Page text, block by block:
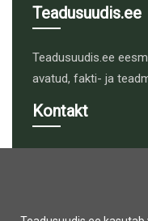
Teadusuudis.ee
Teadusuudis.ee
avatud, fakti- ja
Kontakt